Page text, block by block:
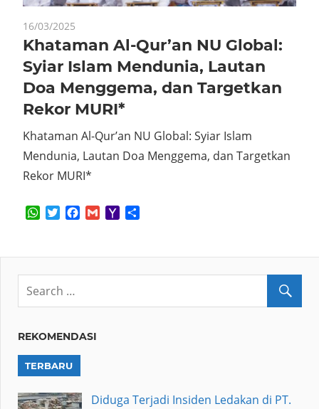
16/03/2025
Khataman Al-Qur’an NU Global:
Syiar Islam Mendunia, Lautan
Doa Menggema, dan Targetkan
Rekor MURI*
Khataman Al-Qur’an NU Global: Syiar Islam
Mendunia, Lautan Doa Menggema, dan Targetkan
Rekor MURI*
WhatsApp
TwitterFacebook
GmailYahoo
REKOMENDASI
TERBARU
Diduga Terjadi Insiden Ledakan di PT.